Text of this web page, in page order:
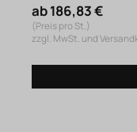
ab 186,83 €
(Preis pro St.)
zzgl. MwSt. und